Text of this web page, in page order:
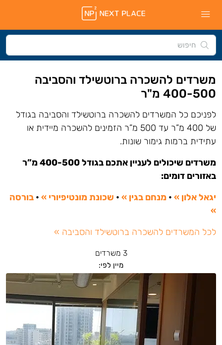
משרדים להשכרה ברוטשילד והסביבה
400-500 מ"ר
לפניכם כל המשרדים להשכרה ברוטשילד והסביבה בגודל
של 400 מ”ר עד 500 מ”ר הזמינים להשכרה מיידית או
עתידית ברמות גימור שונות.
משרדים שיכולים לעניין אתכם בגודל 400-500 מ”ר
באזורים דומים:
יגאל אלון » • מנחם בגין » • שכונת מונטיפיורי » • בורסה
»
לכל המשרדים להשכרה ברוטשילד והסביבה »
3 משרדים
מיין לפי: